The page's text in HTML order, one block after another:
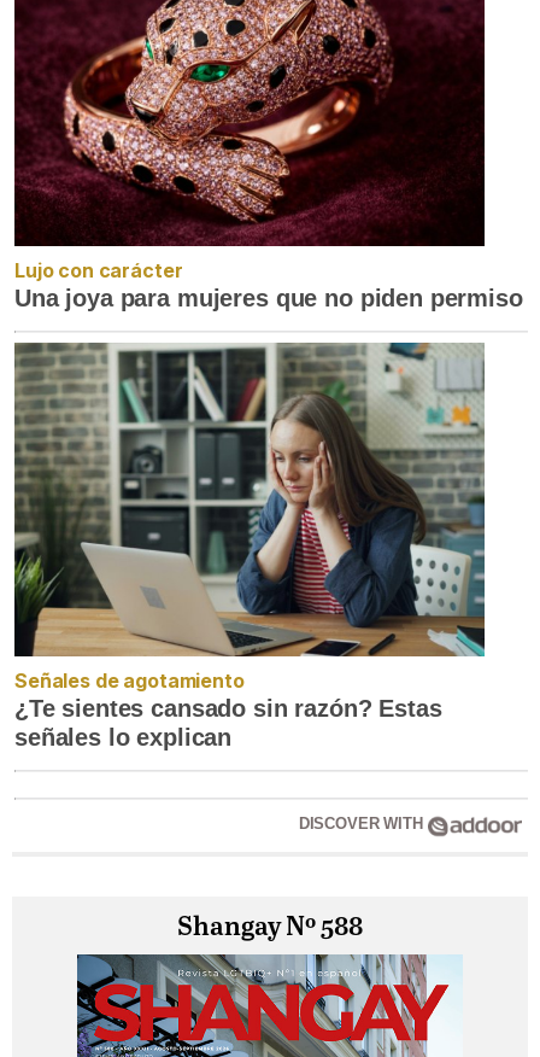
Lujo con carácter
Una joya para mujeres que no piden permiso
Señales de agotamiento
¿Te sientes cansado sin razón? Estas
señales lo explican
DISCOVER WITH
Shangay Nº 588